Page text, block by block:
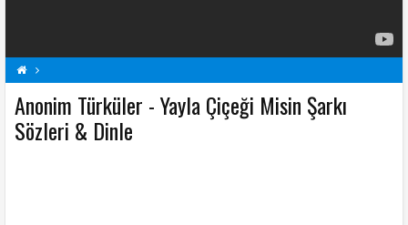
A Anonim Türküler Şarkı Sözleri
Şarkı Sözleri
Yayla Çiçeği Misin Şarkı Sözleri
Anonim Türküler - Yayla Çiçeği Misin Şarkı
Sözleri & Dinle